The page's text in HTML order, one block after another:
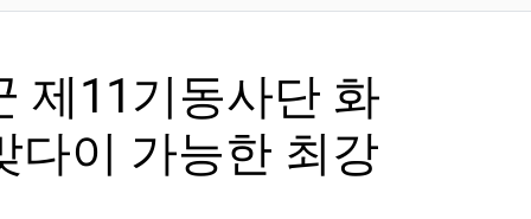
제11기동사단 화
다이 가능한 최강